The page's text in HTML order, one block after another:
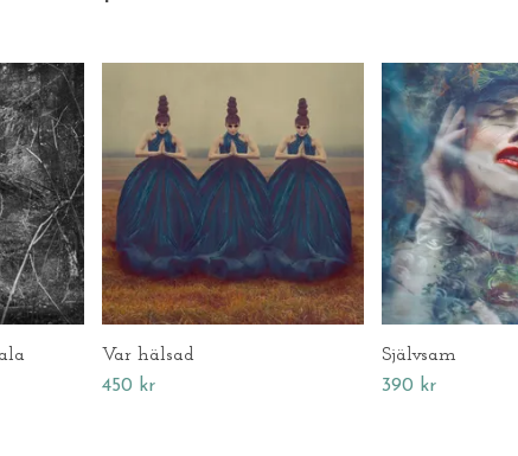
Var hälsad
450 kr
Självsam
390 kr